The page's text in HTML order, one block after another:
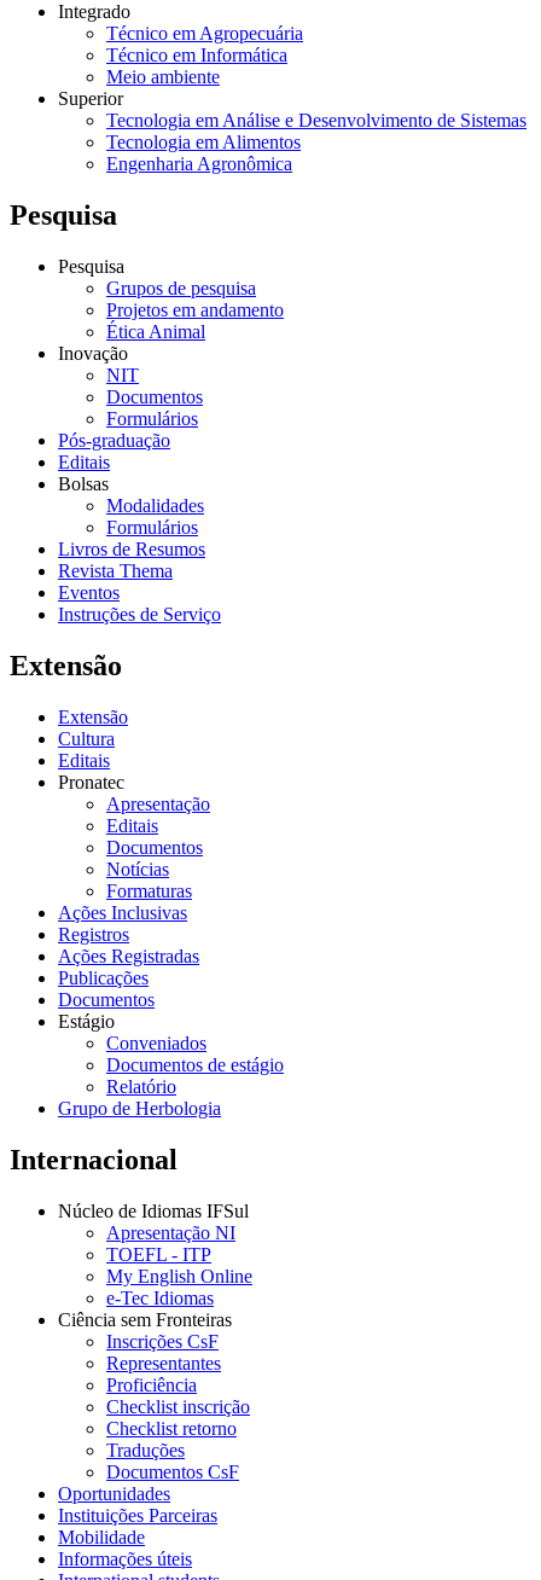
Integrado
Técnico em Agropecuária
Técnico em Informática
Meio ambiente
Superior
Tecnologia em Análise e Desenvolvimento de Sistemas
Tecnologia em Alimentos
Engenharia Agronômica
Pesquisa
Pesquisa
Grupos de pesquisa
Projetos em andamento
Ética Animal
Inovação
NIT
Documentos
Formulários
Pós-graduação
Editais
Bolsas
Modalidades
Formulários
Livros de Resumos
Revista Thema
Eventos
Instruções de Serviço
Extensão
Extensão
Cultura
Editais
Pronatec
Apresentação
Editais
Documentos
Notícias
Formaturas
Ações Inclusivas
Registros
Ações Registradas
Publicações
Documentos
Estágio
Conveniados
Documentos de estágio
Relatório
Grupo de Herbologia
Internacional
Núcleo de Idiomas IFSul
Apresentação NI
TOEFL - ITP
My English Online
e-Tec Idiomas
Ciência sem Fronteiras
Inscrições CsF
Representantes
Proficiência
Checklist inscrição
Checklist retorno
Traduções
Documentos CsF
Oportunidades
Instituições Parceiras
Mobilidade
Informações úteis